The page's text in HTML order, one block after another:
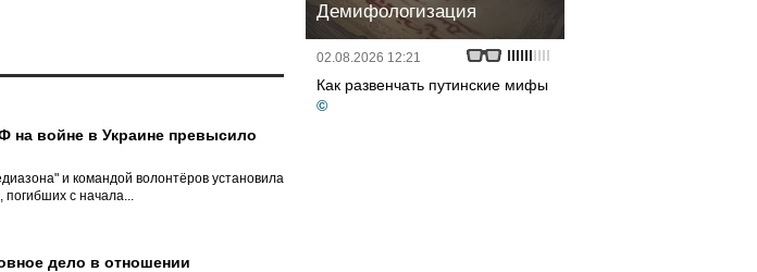
на войне в Украине превысило
и командой волонтёров установила
погибших с начала...
дело в отношении
Демифологизация
02.08.2026 12:21
Как развенчать путинские мифы
©